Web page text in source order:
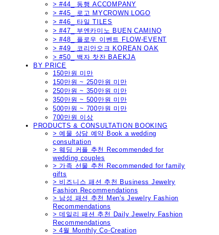
> #44_ 동행 ACCOMPANY
> #45_ 로고 MYCROWN LOGO
> #46_ 타일 TILES
> #47_ 부엔카미노 BUEN CAMINO
> #48_ 플로우 이벤트 FLOW-EVENT
> #49_ 코리안오크 KOREAN OAK
> #50_ 백자 찻잔 BAEKJA
BY PRICE
150만원 미만
150만원 ~ 250만원 미만
250만원 ~ 350만원 미만
350만원 ~ 500만원 미만
500만원 ~ 700만원 미만
700만원 이상
PRODUCTS & CONSULTATION BOOKING
> 예물 상담 예약 Book a wedding
consultation
> 웨딩 커플 추천 Recommended for
wedding couples
> 가족 선물 추천 Recommended for family
gifts
> 비즈니스 패션 추천 Business Jewelry
Fashion Recommendations
> 남성 패션 추천 Men's Jewelry Fashion
Recommendations
> 데일리 패션 추천 Daily Jewelry Fashion
Recommendations
> 4월 Monthly Co-Creation